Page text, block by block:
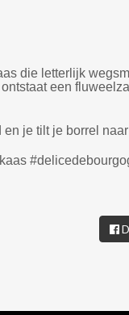
die letterlijk
een
je tilt je borrel